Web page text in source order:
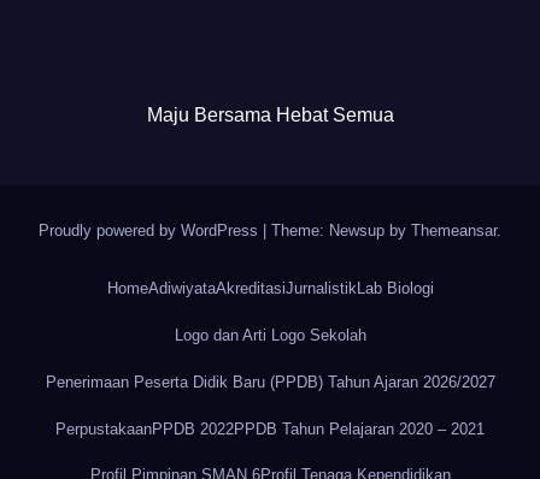
Maju Bersama Hebat Semua
Proudly powered by WordPress Theme: Newsup by Themeansar.
HomeAdiwiyataAkreditasiJurnalistikLab Biologi
Logo dan Arti Logo Sekolah
Penerimaan Peserta Didik Baru (PPDB) Tahun Ajaran 2026/2027
PerpustakaanPPDB 2022PPDB Tahun Pelajaran 2020 – 2021
Profil Pimpinan SMAN 6Profil Tenaga Kependidikan